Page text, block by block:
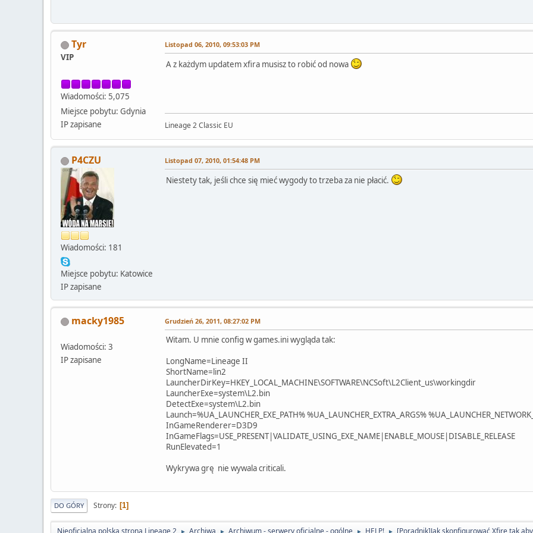
Tyr
VIP
Wiadomości: 5,075
Miejsce pobytu: Gdynia
IP zapisane
Listopad 06, 2010, 09:53:03 PM
A z każdym updatem xfira musisz to robić od nowa
Lineage 2 Classic EU
P4CZU
Wiadomości: 181
Miejsce pobytu: Katowice
IP zapisane
Listopad 07, 2010, 01:54:48 PM
Niestety tak, jeśli chce się mieć wygody to trzeba za nie płacić.
macky1985
Wiadomości: 3
IP zapisane
Grudzień 26, 2011, 08:27:02 PM
Witam. U mnie config w games.ini wygląda tak:
LongName=Lineage II
ShortName=lin2
LauncherDirKey=HKEY_LOCAL_MACHINE\SOFTWARE\NCSoft\L2Client_us\workingdir
LauncherExe=system\L2.bin
DetectExe=system\L2.bin
Launch=%UA_LAUNCHER_EXE_PATH% %UA_LAUNCHER_EXTRA_ARGS%
InGameRenderer=D3D9
InGameFlags=USE_PRESENT|VALIDATE_USING_EXE_NAME|ENABLE_MOUSE|DISABLE_RELEASE
RunElevated=1
Wykrywa grę nie wywala criticali.
DO GÓRY Strony 1
► ► ► ►